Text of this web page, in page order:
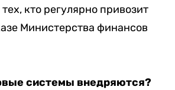
кто регулярно привозит
Министерства финансов
системы внедряются?